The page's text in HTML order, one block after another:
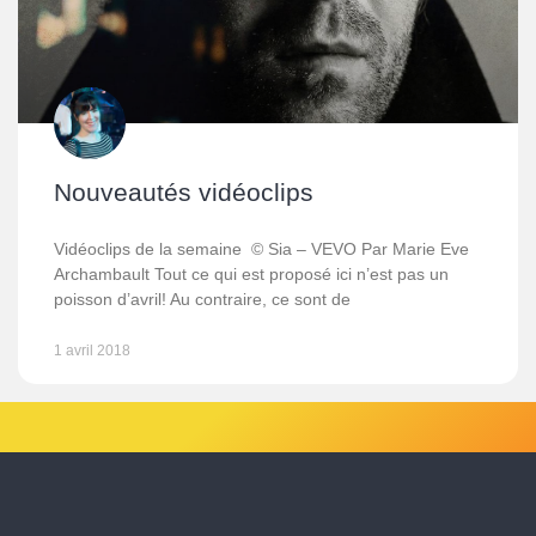
Nouveautés vidéoclips
Vidéoclips de la semaine © Sia – VEVO Par Marie Eve
Archambault Tout ce qui est proposé ici n’est pas un
poisson d’avril! Au contraire, ce sont de
1 avril 2018